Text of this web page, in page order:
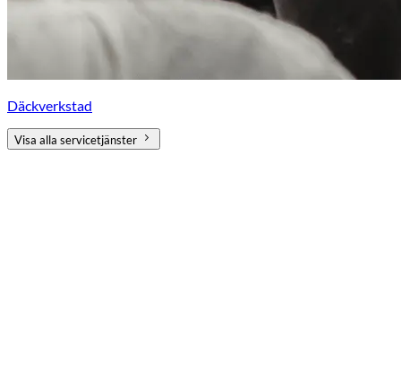
Däckverkstad
Visa alla servicetjänster